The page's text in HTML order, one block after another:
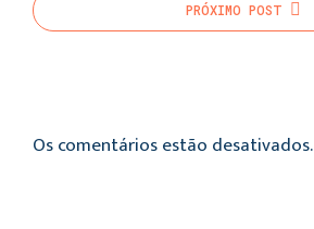
PRÓXIMO POST
Os comentários estão desativados.